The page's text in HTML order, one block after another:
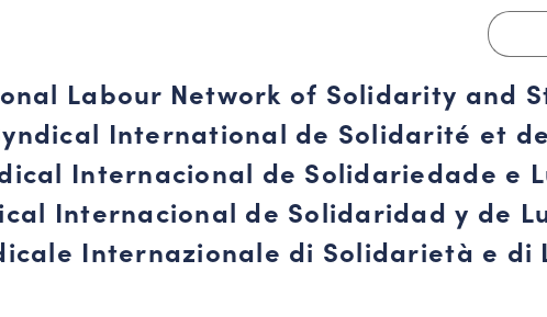
Labour Network of Solidarity and
International de Solidarité et
Internacional de Solidariedade e
Internacional de Solidaridad y de
Internazionale di Solidarietà e di